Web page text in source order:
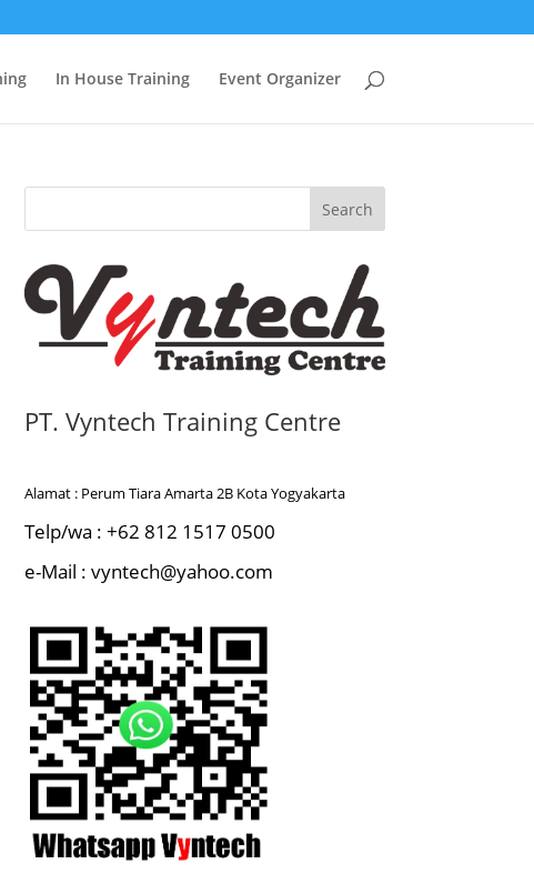
In House Training Event Organizer
Search
PT. Vyntech Training Centre
Alamat : Perum Tiara Amarta 2B Kota Yogyakarta
Telp/wa : +62 812 1517 0500
e-Mail : vyntech@yahoo.com